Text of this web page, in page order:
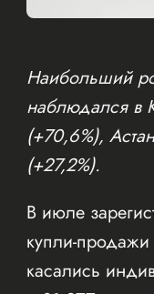
Наибольший
наблюдался в
(+70,6%),
(+27,2%).
В июле
купли-
касались